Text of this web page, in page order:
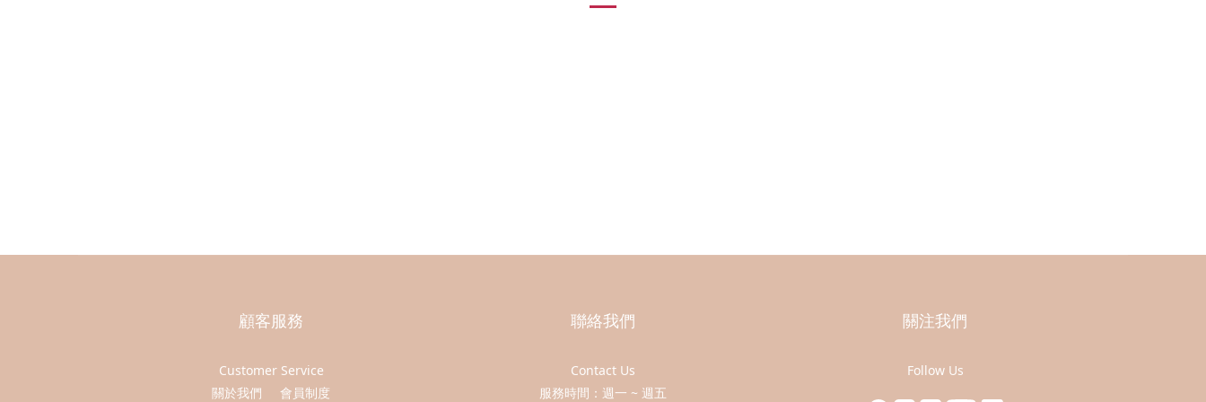
顧客服務
Customer Service
關於我們
會員制度
聯絡我們
Contact Us
服務時間：週一 ~ 週五
關注我們
Follow Us